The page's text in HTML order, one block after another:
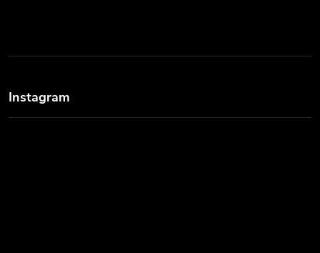
Instagram